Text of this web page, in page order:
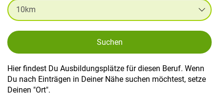
Suchen
Hier findest Du Ausbildungsplätze für diesen Beruf. Wenn
Du nach Einträgen in Deiner Nähe suchen möchtest, setze
Deinen "Ort".